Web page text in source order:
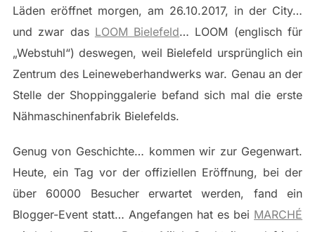
Läden eröffnet morgen, am 26.10.2017, in der City…
und zwar das LOOM Bielefeld… LOOM (englisch für
„Webstuhl“) deswegen, weil Bielefeld ursprünglich ein
Zentrum des Leineweberhandwerks war. Genau an der
Stelle der Shoppinggalerie befand sich mal die erste
Nähmaschinenfabrik Bielefelds.
Genug von Geschichte… kommen wir zur Gegenwart.
Heute, ein Tag vor der offiziellen Eröffnung, bei der
über 60000 Besucher erwartet werden, fand ein
Blogger-Event statt… Angefangen hat es bei MARCHÉ